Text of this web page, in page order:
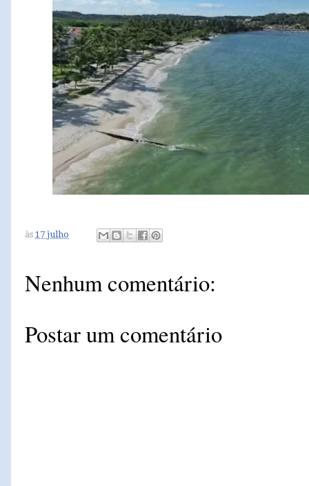
às 17 julho
Nenhum comentário:
Postar um comentário